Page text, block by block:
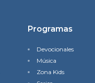
Programas
Devocionales
Música
Zona Kids